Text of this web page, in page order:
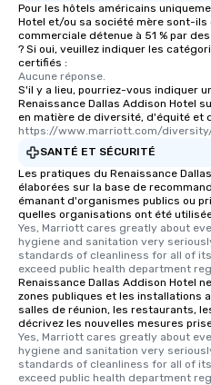
Pour les hôtels américains
Hotel et/ou sa société mère sont-
commerciale détenue à 51 % par
? Si oui, veuillez indiquer les
certifiés :
Aucune réponse.
S'il y a lieu, pourriez-vous indiquer
Renaissance Dallas Addison Hotel
en matière de diversité, d'équité et
https://www.marriott.com/
SANTÉ ET SÉCURITÉ
Les pratiques du Renaissance
élaborées sur la base de
émanant d'organismes publics ou
quelles organisations ont été
Yes, Marriott cares greatly about
hygiene and sanitation very
standards of cleanliness for all of
exceed public health department
Renaissance Dallas Addison Hotel
zones publiques et les installations
salles de réunion, les restaurants,
décrivez les nouvelles mesures
Yes, Marriott cares greatly about
hygiene and sanitation very
standards of cleanliness for all of
exceed public health department